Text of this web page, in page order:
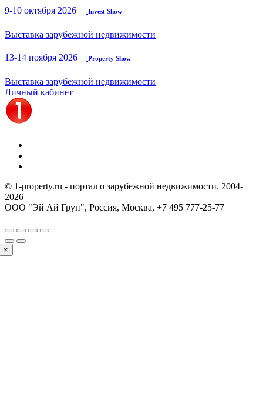
9-10 октября 2026 Invest Show
Выставка зарубежной недвижимости
13-14 ноября 2026 Property Show
Выставка зарубежной недвижимости
Личный кабинет
© 1-property.ru - портал о зарубежной недвижимости. 2004-
2026
ООО "Эй Ай Груп", Россия, Москва, +7 495 777-25-77
×